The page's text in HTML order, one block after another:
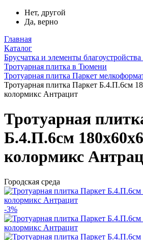
Нет, другой
Да, верно
Главная
Каталог
Брусчатка и элементы
Тротуарная плитка в Тюмени
Тротуарная плитка Паркет
Тротуарная плитка Паркет Б.4.П.6см
колормикс Антрацит
Тротуарная
Б.4.П.6см
колормикс
Городская среда
-3%